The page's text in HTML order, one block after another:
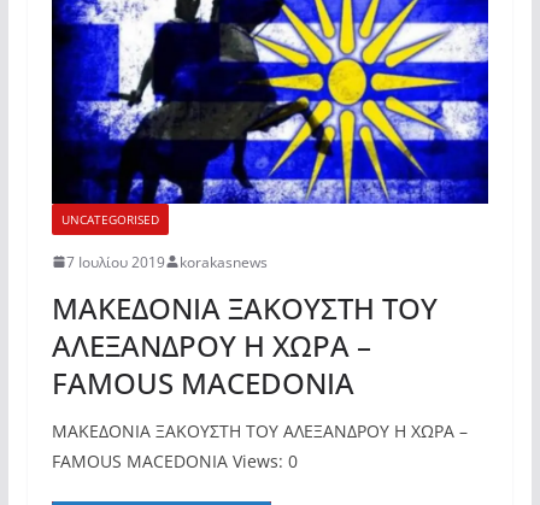
UNCATEGORISED
7 Ιουλίου 2019 korakasnews
ΜΑΚΕΔΟΝΙΑ ΞΑΚΟΥΣΤΗ ΤΟΥ
ΑΛΕΞΑΝΔΡΟΥ Η ΧΩΡΑ –
FAMOUS MACEDONIA
ΜΑΚΕΔΟΝΙΑ ΞΑΚΟΥΣΤΗ ΤΟΥ ΑΛΕΞΑΝΔΡΟΥ Η ΧΩΡΑ –
FAMOUS MACEDONIA Views: 0